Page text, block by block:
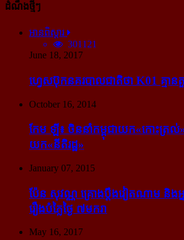
ដំណឹងថ្មីៗ
អានពិស្ដារ
301121
June 18, 2017
ហ្វេសប៊ុក​នគរបាល​ជាតិ​ថា K01 គ្មាន​
October 16, 2014
កែម ឡី៖ ចិន​នាំ​កម្ពុជា​យក​«កោះ​ត្រល់»
យក​«នីតិរដ្ឋ»
January 07, 2015
ប៉ែន សុវណ្ណ គ្រោង​ប្តឹង​វៀតណាម និង​អ្
រឿង​បំភ្លៃ​ថ្ងៃ ៧​មករា
May 16, 2017